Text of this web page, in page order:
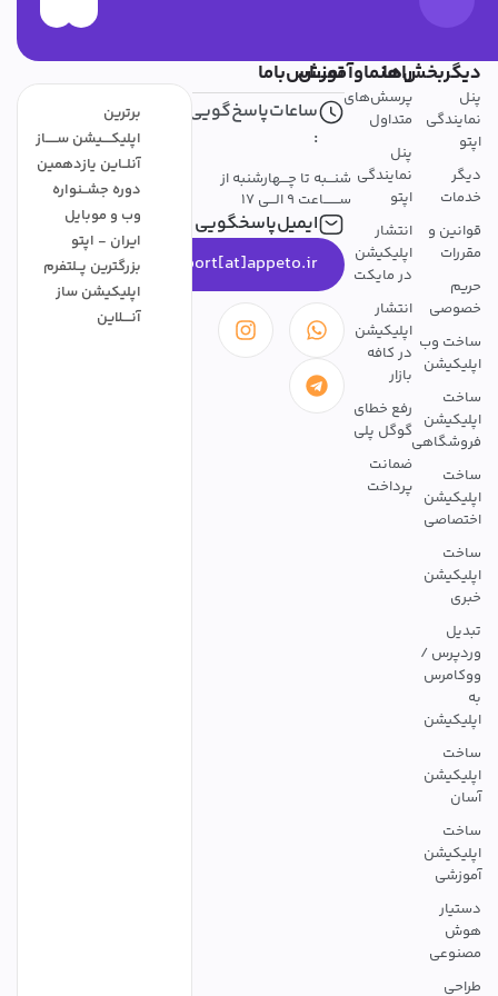
دیگربخش‌ها
پنل
نمایندگی
اپتو
دیگر
خدمات
قوانین و
مقررات
حریم
خصوصی
ساخت وب
اپلیکیشن
ساخت
اپلیکیشن
فروشگاهی
ساخت
اپلیکیشن
اختصاصی
ساخت
اپلیکیشن
خبری
تبدیل
وردپرس /
ووکامرس
به
اپلیکیشن
ساخت
اپلیکیشن
آسان
ساخت
اپلیکیشن
آموزشی
دستیار
هوش
مصنوعی
طراحی
راهنماوآموزش
پرسش‌های
متداول
پنل
نمایندگی
اپتو
انتشار
اپلیکیشن
در مایکت
انتشار
اپلیکیشن
در کافه
بازار
رفع خطای
گوگل پلی
ضمانت
پرداخت
تمــــاس‌باما
ساعات‌پاسخ‌گویی
:
شنـــبه تا چـــهارشنبه از
ســـــــاعت 9 الـــی 17
ایمیل‌پاسخگویی
support[at]appeto.ir
برترین
اپلیکــــیشن ســـــاز
آنلــاین یازدهمین
دوره جشــنواره
وب و موبایل
ایران - اپتو
بزرگترین پــلتفرم
اپلیکیشن ساز
آنــــلاین